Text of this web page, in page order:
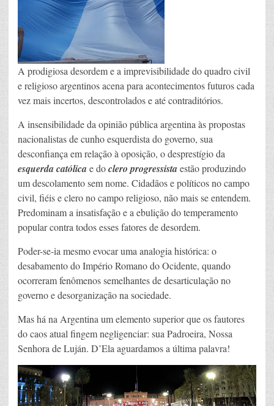
A prodigiosa desordem e a imprevisibilidade do quadro civil
e religioso argentinos acena para acontecimentos futuros cada
vez mais incertos, descontrolados e até contraditórios.
A insensibilidade da opinião pública argentina às propostas
nacionalistas de cunho esquerdista do governo, sua
desconfiança em relação à oposição, o desprestígio da
esquerda católicae doclero progressistaestão produzindo
um descolamento sem nome. Cidadãos e políticos no campo
civil, fiéis e clero no campo religioso, não mais se entendem.
Predominam a insatisfação e a ebulição do temperamento
popular contra todos esses fatores de desordem.
Poder-se-ia mesmo evocar uma analogia histórica: o
desabamento do Império Romano do Ocidente, quando
ocorreram fenômenos semelhantes de desarticulação no
governo e desorganização na sociedade.
Mas há na Argentina um elemento superior que os fautores
do caos atual fingem negligenciar: sua Padroeira, Nossa
Senhora de Luján. D’Ela aguardamos a última palavra!